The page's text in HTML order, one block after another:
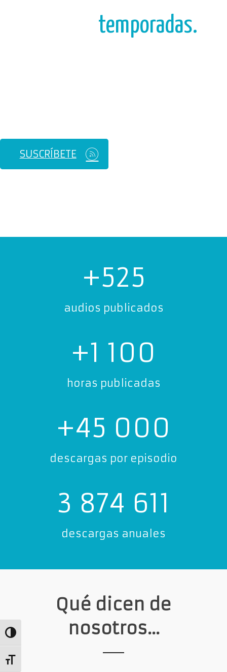
Alternar alto contraste
Alternar tamaño de letra
temporadas.
SUSCRÍBETE
+525
audios publicados
+1 100
horas publicadas
+45 000
descargas por episodio
3 874 611
descargas anuales
Qué dicen de
nosotros...